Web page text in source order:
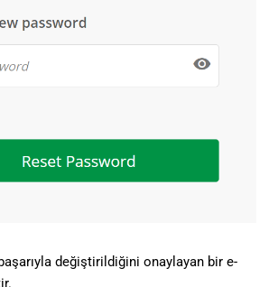
değiştirildiğini onaylayan bir e-